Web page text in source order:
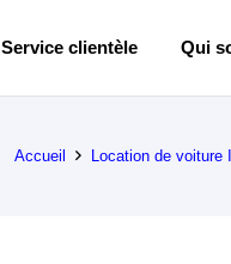
Service clientèle Qui
Accueil Location de voiture